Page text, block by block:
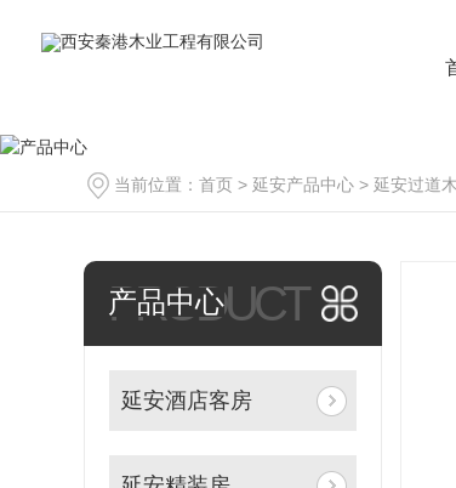
当前位置： 首页 > 延安产品中心 > 延安过道
PRODUCT
产品中心
延安酒店客房